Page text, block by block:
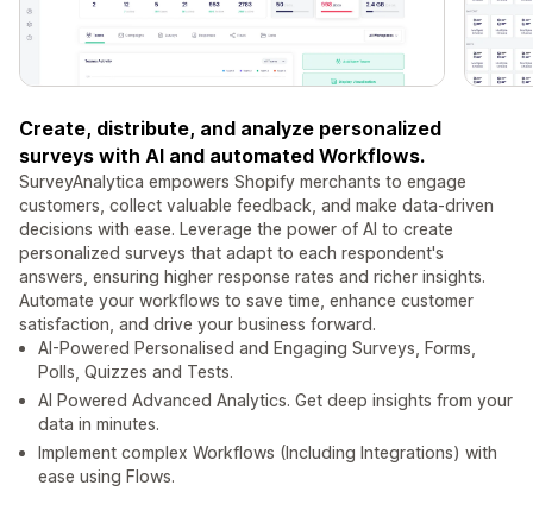
Create, distribute, and analyze personalized
surveys with AI and automated Workflows.
SurveyAnalytica empowers Shopify merchants to engage
customers, collect valuable feedback, and make data-driven
decisions with ease. Leverage the power of AI to create
personalized surveys that adapt to each respondent's
answers, ensuring higher response rates and richer insights.
Automate your workflows to save time, enhance customer
satisfaction, and drive your business forward.
AI-Powered Personalised and Engaging Surveys, Forms,
Polls, Quizzes and Tests.
AI Powered Advanced Analytics. Get deep insights from your
data in minutes.
Implement complex Workflows (Including Integrations) with
ease using Flows.